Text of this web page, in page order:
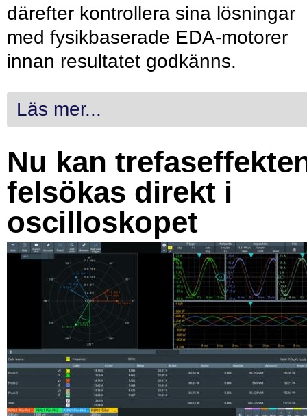
därefter kontrollera sina lösningar
med fysikbaserade EDA-motorer
innan resultatet godkänns.
Läs mer...
Nu kan
felsökas direkt i
oscilloskopet